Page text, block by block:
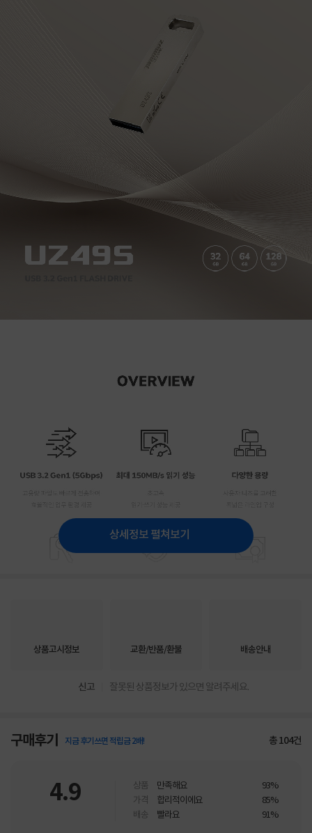
상세정보 펼쳐보기
상품고시정보 교환/반품/환불 배송안내
신고 잘못된 상품정보가 있으면 알려주세요.
구매후기 지금 후기쓰면 적립금 2배! 총104건
4.9 상품 만족해요
93%
가격
합리적이에요
85%
배송
빨라요 91%